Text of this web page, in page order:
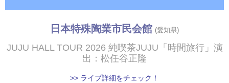
日本特殊陶業市民会館 (愛知県)
JUJU HALL TOUR 2026 純喫茶JUJU「時間旅行」演
出：松任谷正隆
>> ライブ詳細をチェック！